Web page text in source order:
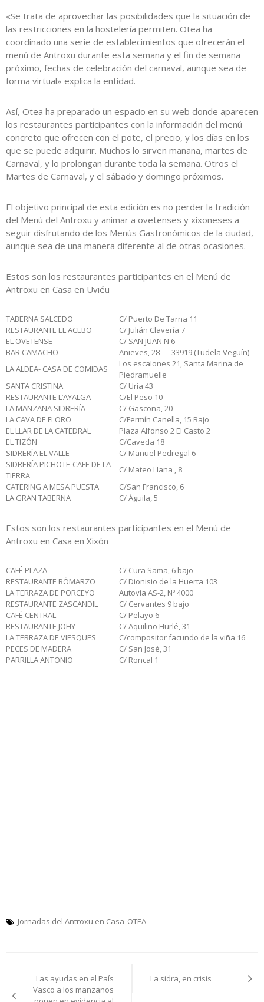
«Se trata de aprovechar las posibilidades que la situación de
las restricciones en la hostelería permiten. Otea ha
coordinado una serie de establecimientos que ofrecerán el
menú de Antroxu durante esta semana y el fin de semana
próximo, fechas de celebración del carnaval, aunque sea de
forma virtual» explica la entidad.
Así, Otea ha preparado un espacio en su web donde aparecen
los restaurantes participantes con la información del menú
concreto que ofrecen con el pote, el precio, y los días en los
que se puede adquirir. Muchos lo sirven mañana, martes de
Carnaval, y lo prolongan durante toda la semana. Otros el
Martes de Carnaval, y el sábado y domingo próximos.
El objetivo principal de esta edición es no perder la tradición
del Menú del Antroxu y animar a ovetenses y xixoneses a
seguir disfrutando de los Menús Gastronómicos de la ciudad,
aunque sea de una manera diferente al de otras ocasiones.
Estos son los restaurantes participantes en el Menú de
Antroxu en Casa en Uviéu
TABERNA SALCEDO
C/ Puerto De Tarna 11
RESTAURANTE EL ACEBO
C/ Julián Clavería 7
EL OVETENSE
C/ SAN JUAN N 6
BAR CAMACHO
Anieves, 28 —-33919 (Tudela Veguín)
LA ALDEA- CASA DE COMIDAS
Los escalones 21, Santa Marina de
Piedramuelle
SANTA CRISTINA
C/ Uría 43
RESTAURANTE L’AYALGA
C/El Peso 10
LA MANZANA SIDRERÍA
C/ Gascona, 20
LA CAVA DE FLORO
C/Fermín Canella, 15 Bajo
EL LLAR DE LA CATEDRAL
Plaza Alfonso 2 El Casto 2
EL TIZÓN
C/Caveda 18
SIDRERÍA EL VALLE
C/ Manuel Pedregal 6
SIDRERÍA PICHOTE-CAFE DE LA
TIERRA
C/ Mateo Llana , 8
CATERING A MESA PUESTA
C/San Francisco, 6
LA GRAN TABERNA
C/ Águila, 5
Estos son los restaurantes participantes en el Menú de
Antroxu en Casa en Xixón
CAFÉ PLAZA
C/ Cura Sama, 6 bajo
RESTAURANTE BÖMARZO
C/ Dionisio de la Huerta 103
LA TERRAZA DE PORCEYO
Autovía AS-2, Nº 4000
RESTAURANTE ZASCANDIL
C/ Cervantes 9 bajo
CAFÉ CENTRAL
C/ Pelayo 6
RESTAURANTE JOHY
C/ Aquilino Hurlé, 31
LA TERRAZA DE VIESQUES
C/compositor facundo de la viña 16
PECES DE MADERA
C/ San José, 31
PARRILLA ANTONIO
C/ Roncal 1
Jornadas del Antroxu en Casa OTEA
de
Las ayudas en el País
Vasco a los manzanos
La sidra, en crisis